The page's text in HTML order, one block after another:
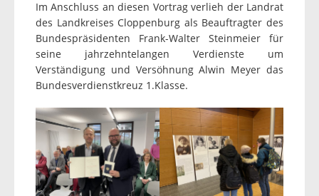
Im Anschluss an diesen Vortrag verlieh der Landrat
des Landkreises Cloppenburg als Beauftragter des
Bundespräsidenten Frank-Walter Steinmeier für
seine jahrzehntelangen Verdienste um
Verständigung und Versöhnung Alwin Meyer das
Bundesverdienstkreuz 1.Klasse.